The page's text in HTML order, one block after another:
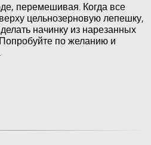
перемешивая. Когда все
цельнозерновую лепешку,
начинку из нарезанных
по желанию и